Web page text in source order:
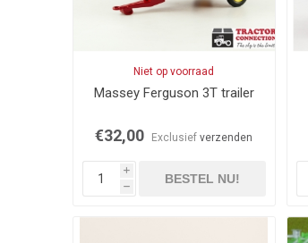
Niet op voorraad
Massey Ferguson 3T trailer
€32,00 Exclusiefverzenden
i
h
BESTEL NU!